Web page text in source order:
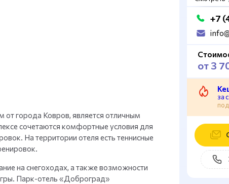
города Ковров, является отличным
сочетаются комфортные условия для
На территории отеля есть теннисные
на снегоходах, а также возможности
Парк-отель «Доброград»
+7
от 3
за